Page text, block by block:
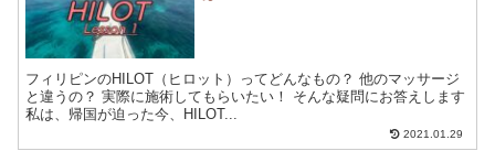
フィリピンのHILOT（ヒロット）ってどんなもの？ 他のマッサージ
と違うの？ 実際に施術してもらいたい！ そんな疑問にお答えします
私は、帰国が迫った今、HILOT...
2021.01.29